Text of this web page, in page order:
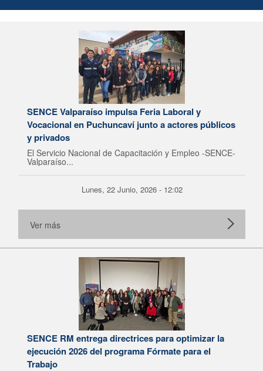
SENCE Valparaíso impulsa Feria Laboral y
Vocacional en Puchuncaví junto a actores públicos
y privados
El Servicio Nacional de Capacitación y Empleo -SENCE-
Valparaíso...
Lunes, 22 Junio, 2026 - 12:02
Ver más
SENCE RM entrega directrices para optimizar la
ejecución 2026 del programa Fórmate para el
Trabajo